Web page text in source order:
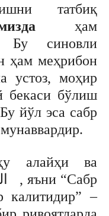
татбиқ
ҳам
Бу синовли
ҳам меҳрибон
устоз, моҳир
бекаси бўлиш
йўл эса сабр
алайҳи ва
калитидир” –